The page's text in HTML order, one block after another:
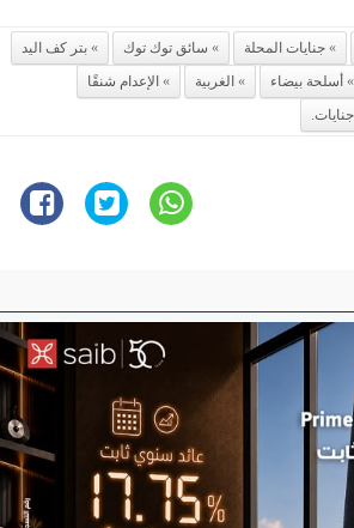
جنايات المحلة سائق توك توك
بتر كف اليد
أسلحة بيضاء الغربية
الإعدام شنقًا